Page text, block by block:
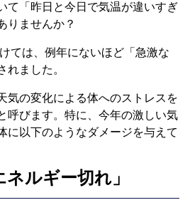
て「昨日と今日で気温が違いすぎ
りませんか？
ては、例年にないほど「急激な
れました。
気の変化による体へのストレスを
呼びます。特に、今年の激しい気
に以下のようなダメージを与えて
ルギー切れ」